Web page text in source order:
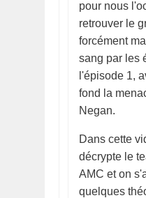
pour nous
retrouver le
forcément
sang par les
l'épisode 1,
fond la
Negan.
Dans cette
décrypte le
AMC et on
quelques